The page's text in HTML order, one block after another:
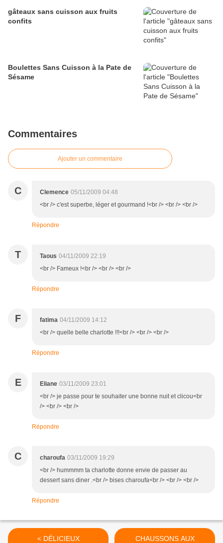
gâteaux sans cuisson aux fruits
confits
Boulettes Sans Cuisson à la Pate de
Sésame
Commentaires
Ajouter un commentaire
C Clemence 05/11/2009 04:48
<br /> c'est superbe, léger et gourmand !<br /> <br /> <br />
Répondre
T Taous 04/11/2009 22:19
<br /> Fameux !<br /> <br /> <br />
Répondre
F fatima 04/11/2009 14:12
<br /> quelle belle charlotte !!!<br /> <br /> <br />
Répondre
E Eliane 03/11/2009 23:01
<br /> je passe pour te souhaiter une bonne nuit et clicou<br
/> <br /> <br />
Répondre
C charoufa 03/11/2009 19:29
<br /> hummmm ta charlotte donne envie de passer au
dessert sans diner .<br /> bises charoufa<br /> <br /> <br />
Répondre
< DÉLICIEUX
CHAUSSONS AUX